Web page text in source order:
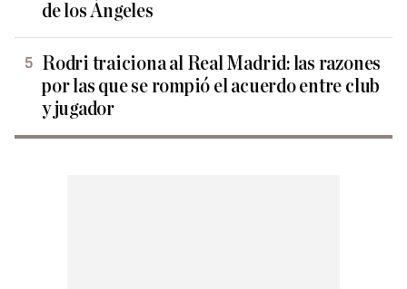
de los Ángeles
Rodri traiciona al Real Madrid: las razones
por las que se rompió el acuerdo entre club
y jugador